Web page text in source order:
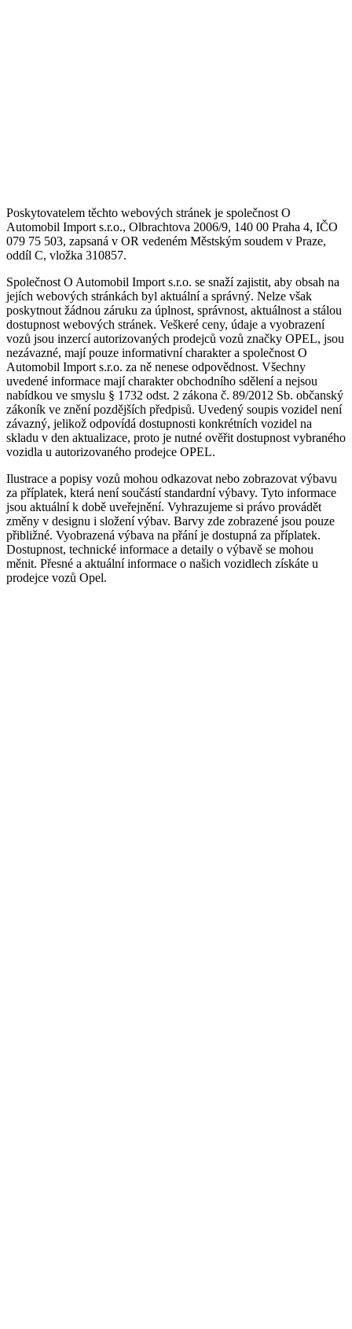
Poskytovatelem těchto webových stránek je společnost O
Automobil Import s.r.o., Olbrachtova 2006/9, 140 00 Praha 4, IČO
079 75 503, zapsaná v OR vedeném Městským soudem v Praze,
oddíl C, vložka 310857.
Společnost O Automobil Import s.r.o. se snaží zajistit, aby obsah na
jejích webových stránkách byl aktuální a správný. Nelze však
poskytnout žádnou záruku za úplnost, správnost, aktuálnost a stálou
dostupnost webových stránek. Veškeré ceny, údaje a vyobrazení
vozů jsou inzercí autorizovaných prodejců vozů značky OPEL, jsou
nezávazné, mají pouze informativní charakter a společnost O
Automobil Import s.r.o. za ně nenese odpovědnost. Všechny
uvedené informace mají charakter obchodního sdělení a nejsou
nabídkou ve smyslu § 1732 odst. 2 zákona č. 89/2012 Sb. občanský
zákoník ve znění pozdějších předpisů. Uvedený soupis vozidel není
závazný, jelikož odpovídá dostupnosti konkrétních vozidel na
skladu v den aktualizace, proto je nutné ověřit dostupnost vybraného
vozidla u autorizovaného prodejce OPEL.
Ilustrace a popisy vozů mohou odkazovat nebo zobrazovat výbavu
za příplatek, která není součástí standardní výbavy. Tyto informace
jsou aktuální k době uveřejnění. Vyhrazujeme si právo provádět
změny v designu i složení výbav. Barvy zde zobrazené jsou pouze
přibližné. Vyobrazená výbava na přání je dostupná za příplatek.
Dostupnost, technické informace a detaily o výbavě se mohou
měnit. Přesné a aktuální informace o našich vozidlech získáte u
prodejce vozů Opel.